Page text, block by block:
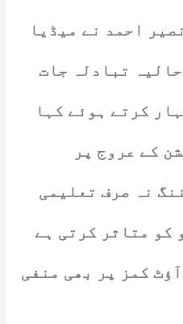
احمد نے میڈیا
تبادلہ جات
کرتے ہوئے کہا
کے عروج پر
نہ صرف تعلیمی
کو متاثر کرتی ہے
کمز پر بھی منفی